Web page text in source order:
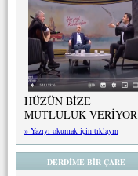
HÜZÜN BİZE
MUTLULUK VERİYOR
» Yazıyı okumak için tıklayın
DERDİME BİR ÇARE